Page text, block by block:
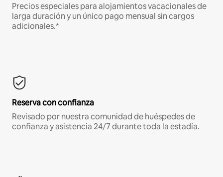
Precios especiales para alojamientos vacacionales de
larga duración y un único pago mensual sin cargos
adicionales.*
Reserva con confianza
Revisado por nuestra comunidad de huéspedes de
confianza y asistencia 24/7 durante toda la estadía.